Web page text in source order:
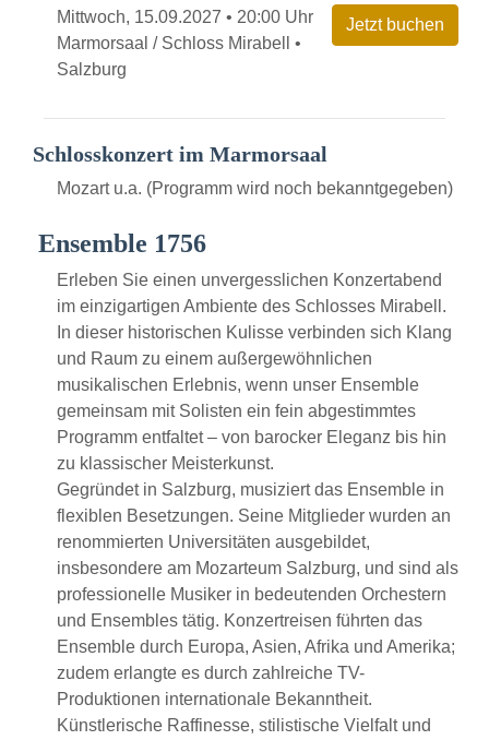
Mittwoch, 15.09.2027 • 20:00 Uhr
Marmorsaal / Schloss Mirabell •
Salzburg
Schlosskonzert im Marmorsaal
Mozart u.a. (Programm wird noch bekanntgegeben)
Ensemble 1756
Erleben Sie einen unvergesslichen Konzertabend
im einzigartigen Ambiente des Schlosses Mirabell.
In dieser historischen Kulisse verbinden sich Klang
und Raum zu einem außergewöhnlichen
musikalischen Erlebnis, wenn unser Ensemble
gemeinsam mit Solisten ein fein abgestimmtes
Programm entfaltet – von barocker Eleganz bis hin
zu klassischer Meisterkunst.
Gegründet in Salzburg, musiziert das Ensemble in
flexiblen Besetzungen. Seine Mitglieder wurden an
renommierten Universitäten ausgebildet,
insbesondere am Mozarteum Salzburg, und sind als
professionelle Musiker in bedeutenden Orchestern
und Ensembles tätig. Konzertreisen führten das
Ensemble durch Europa, Asien, Afrika und Amerika;
zudem erlangte es durch zahlreiche TV-
Produktionen internationale Bekanntheit.
Künstlerische Raffinesse, stilistische Vielfalt und